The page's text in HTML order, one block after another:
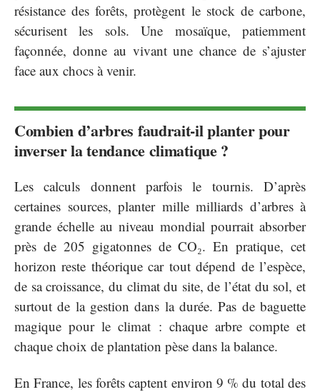
résistance des forêts, protègent le stock de carbone,
sécurisent les sols. Une mosaïque, patiemment
façonnée, donne au vivant une chance de s’ajuster
face aux chocs à venir.
Combien d’arbres faudrait-il planter pour
inverser la tendance climatique ?
Les calculs donnent parfois le tournis. D’après
certaines sources, planter mille milliards d’arbres à
grande échelle au niveau mondial pourrait absorber
près de 205 gigatonnes de CO₂. En pratique, cet
horizon reste théorique car tout dépend de l’espèce,
de sa croissance, du climat du site, de l’état du sol, et
surtout de la gestion dans la durée. Pas de baguette
magique pour le climat : chaque arbre compte et
chaque choix de plantation pèse dans la balance.
En France, les forêts captent environ 9 % du total des